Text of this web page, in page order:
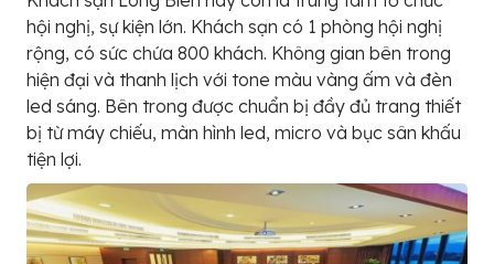
hội nghị, sự kiện lớn. Khách sạn có 1 phòng hội nghị
rộng, có sức chứa 800 khách. Không gian bên trong
hiện đại và thanh lịch với tone màu vàng ấm và đèn
led sáng. Bên trong được chuẩn bị đầy đủ trang thiết
bị từ máy chiếu, màn hình led, micro và bục sân khấu
tiện lợi.